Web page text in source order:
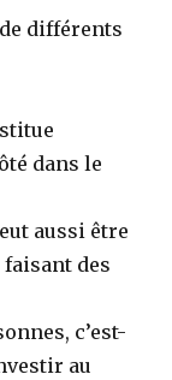
différents
dans le
aussi être
des
c’est-
au